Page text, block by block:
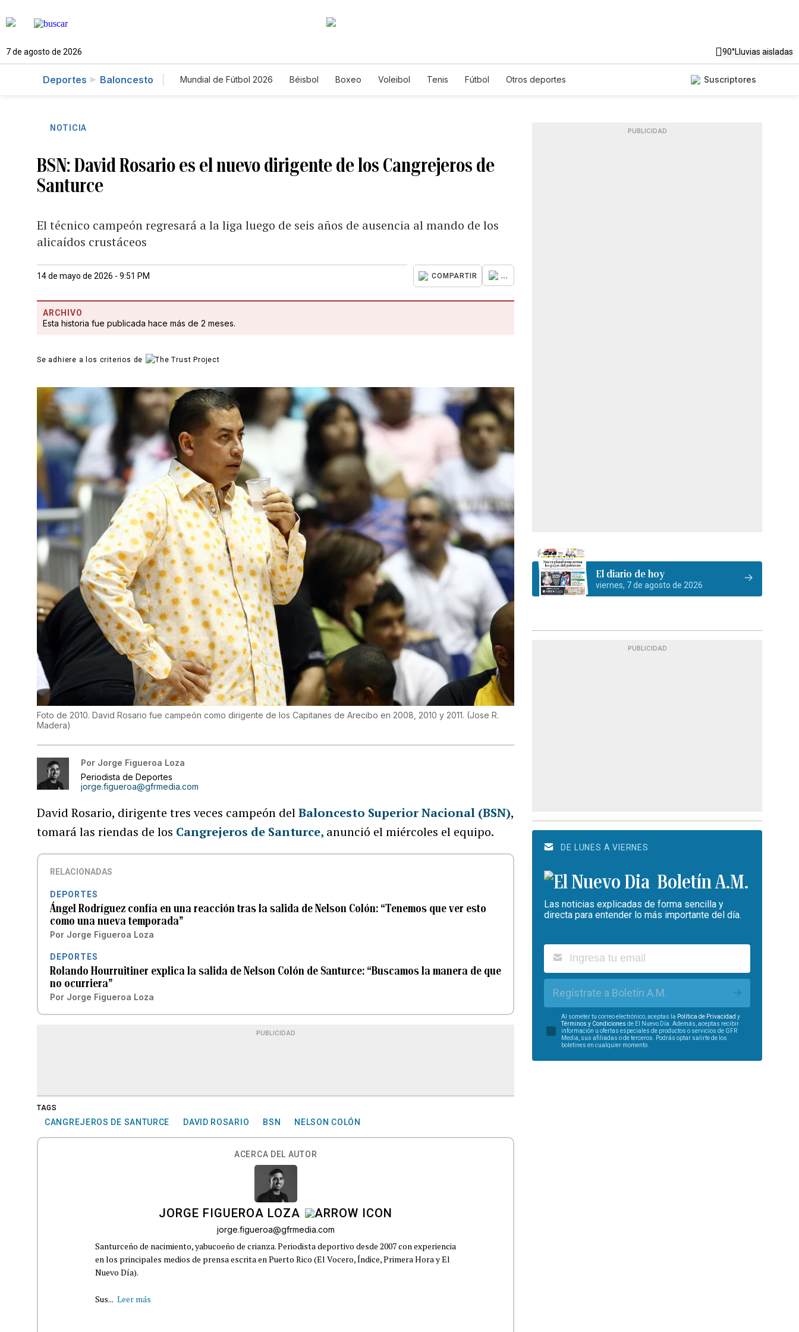
7 de agosto de 2026 90°Lluvias aisladas
Deportes Baloncesto Mundial de Fútbol 2026 Béisbol Boxeo Voleibol Tenis Fútbol Otros deportes Suscriptores
NOTICIA
BSN: David Rosario es el nuevo dirigente de los Cangrejeros de
Santurce
El técnico campeón regresará a la liga luego de seis años de ausencia al mando de los
alicaídos crustáceos
14 de mayo de 2026 - 9:51 PM COMPARTIR ...
ARCHIVO
Esta historia fue publicada hace más de 2 meses.
Se adhiere a los criterios de
Foto de 2010. David Rosario fue campeón como dirigente de los Capitanes de Arecibo en 2008, 2010 y 2011. (Jose R.
Madera)
Por Jorge Figueroa Loza
Periodista de Deportes
jorge.figueroa@gfrmedia.com
David Rosario, dirigente tres veces campeón delBaloncesto Superior Nacional (BSN),
tomará las riendas de los Cangrejeros de Santurce, anunció el miércoles el equipo.
RELACIONADAS
DEPORTES
Ángel Rodríguez confía en una reacción tras la salida de Nelson Colón: “Tenemos que ver esto
como una nueva temporada”
Por Jorge Figueroa Loza
DEPORTES
Rolando Hourruitiner explica la salida de Nelson Colón de Santurce: “Buscamos la manera de que
no ocurriera”
Por Jorge Figueroa Loza
PUBLICIDAD
TAGS
CANGREJEROS DE SANTURCE DAVID ROSARIO BSN NELSON COLÓN
ACERCA DEL AUTOR
JORGE FIGUEROA LOZA
jorge.figueroa@gfrmedia.com
Santurceño de nacimiento, yabucoeño de crianza. Periodista deportivo desde 2007 con experiencia
en los principales medios de prensa escrita en Puerto Rico (El Vocero, Índice, Primera Hora y El
Nuevo Día).
Sus... Leer más
PUBLICIDAD
El diario de hoy
viernes, 7 de agosto de 2026
PUBLICIDAD
DE LUNES A VIERNES
Boletín A.M.
Las noticias explicadas de forma sencilla y
directa para entender lo más importante del día.
Regístrate a Boletín A.M.
Al someter tu correo electrónico, aceptas la Política de Privacidad y
Términos y Condiciones de El Nuevo Día. Además, aceptas recibir
información u ofertas especiales de productos o servicios de GFR
Media, sus afiliadas o de terceros. Podrás optar salirte de los
boletines en cualquier momento.